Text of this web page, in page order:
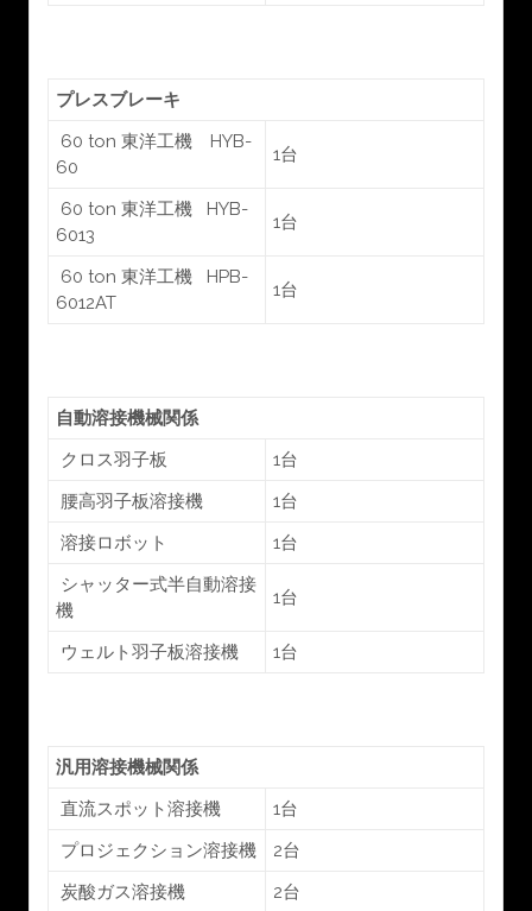
プレスブレーキ
60 ton 東洋工機 HYB-
60
1台
60 ton 東洋工機 HYB-
6013
1台
60 ton 東洋工機 HPB-
6012AT
1台
自動溶接機械関係
クロス羽子板
1台
腰高羽子板溶接機
1台
溶接ロボット
1台
シャッター式半自動溶接
機
1台
ウェルト羽子板溶接機 1台
汎用溶接機械関係
直流スポット溶接機
1台
プロジェクション溶接機
2台
炭酸ガス溶接機
2台